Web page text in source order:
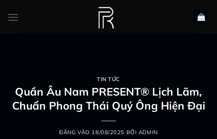
qua
TIN TỨC
Quần Âu Nam PRESENT® Lịch Lãm,
Chuẩn Phong Thái Quý Ông Hiện Đại
ĐĂNG VÀO 18/08/2025 BỞI ADMIN